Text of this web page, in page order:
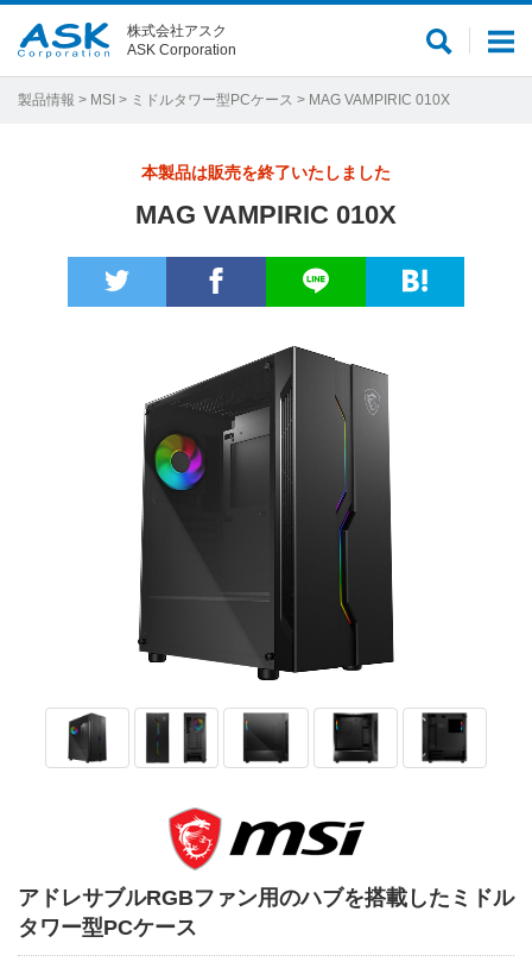
メ
サ
ト
株式会社アスク
ASK Corporation
製品情報 > MSI > ミドルタワー型PCケース > MAG VAMPIRIC 010X
本製品は販売を終了いたしました
MAG VAMPIRIC 010X
アドレサブルRGBファン用のハブを搭載したミドル
タワー型PCケース